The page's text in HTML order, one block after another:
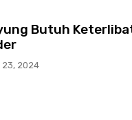
Butuh
2024